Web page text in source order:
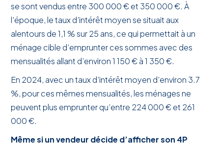
se sont vendus entre 300 000 € et 350 000 €. À
l’époque, le taux d’intérêt moyen se situait aux
alentours de 1,1 % sur 25 ans, ce qui permettait à un
ménage cible d’emprunter ces sommes avec des
mensualités allant d’environ 1 150 € à 1 350 €.
En 2024, avec un taux d’intérêt moyen d’environ 3.7
%, pour ces mêmes mensualités, les ménages ne
peuvent plus emprunter qu’entre 224 000 € et 261
000 €.
Même si un vendeur décide d’afficher son 4P